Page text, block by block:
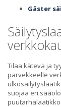
Gäster
Tilaa kätevä ja
parvekkeelle
suojaa eri